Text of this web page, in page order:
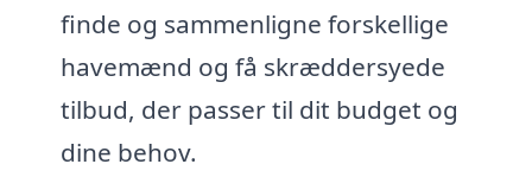
finde og sammenligne forskellige
havemænd og få skræddersyede
tilbud, der passer til dit budget og
dine behov.